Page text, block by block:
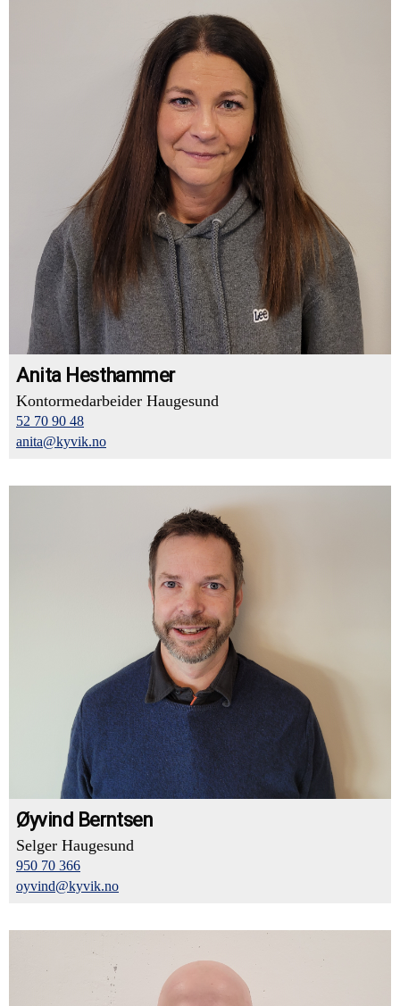
Anita Hesthammer
Kontormedarbeider Haugesund
52 70 90 48
anita@kyvik.no
Øyvind Berntsen
Selger Haugesund
950 70 366
oyvind@kyvik.no